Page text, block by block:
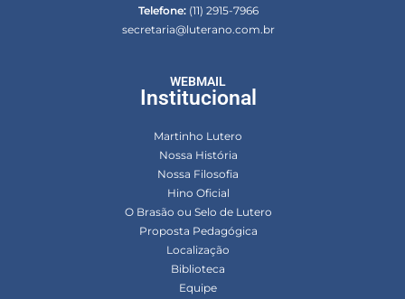
Telefone:(11) 2915-7966
secretaria@luterano.com.br
WEBMAIL
Institucional
Martinho Lutero
Nossa História
Nossa Filosofia
Hino Oficial
O Brasão ou Selo de Lutero
Proposta Pedagógica
Localização
Biblioteca
Equipe